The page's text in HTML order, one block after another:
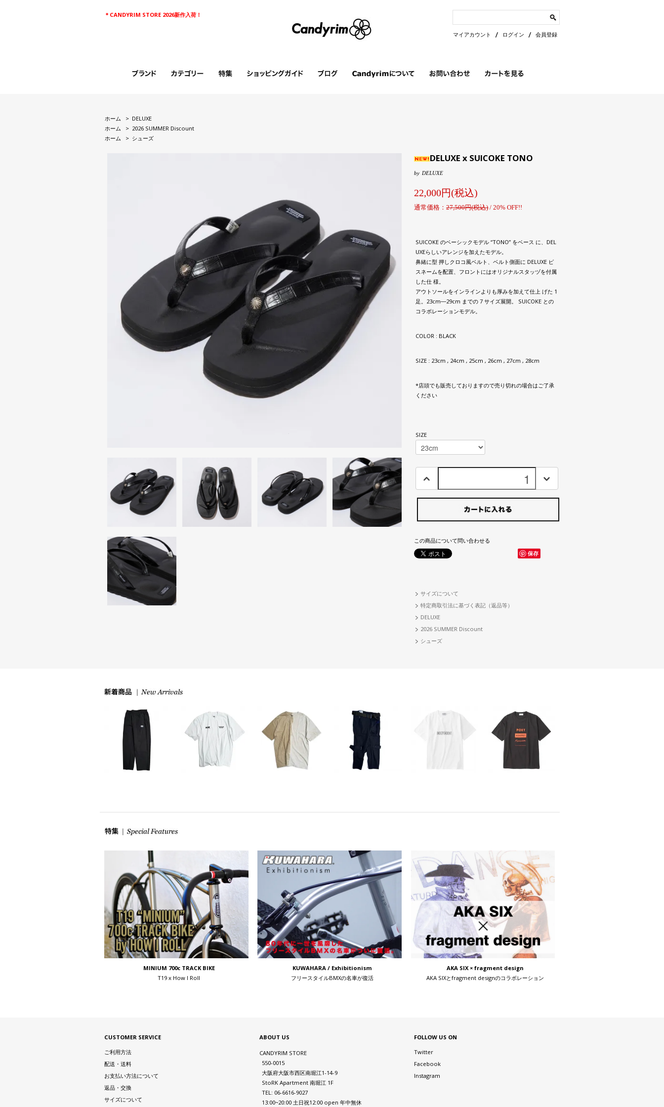
＊CANDYRIM STORE 2026新作入荷！
マイアカウント ログイン 会員登録
ホーム > DELUXE
ホーム
> 2026 SUMMER Discount
ホーム
> シューズ
DELUXE x SUICOKE TONO
by DELUXE
22,000円(税込)
通常価格：27,500円(税込) /20% OFF!!
SUICOKE のベーシックモデル “TONO” をベース に、DEL
UXEらしいアレンジを加えたモデル。
鼻緒に型 押しクロコ風ベルト、ベルト側面に DELUXE ピ
スネームを配置、フロントにはオリジナルスタッヅを付属
した仕 様。
アウトソールをインラインよりも厚みを加えて仕上 げた 1
足。23cm―29cm までの 7 サイズ展開。 SUICOKE との
コラボレーションモデル。
COLOR : BLACK
SIZE : 23cm , 24cm , 25cm , 26cm , 27cm , 28cm
*店頭でも販売しておりますので売り切れの場合はご了承
ください
SIZE
この商品について問い合わせる
保存
サイズについて
特定商取引法に基づく表記（返品等）
DELUXE
2026 SUMMER Discount
シューズ
MINIUM 700c TRACK BIKE
T19 x How I Roll
KUWAHARA / Exhibitionism
フリースタイルBMXの名車が復活
AKA SIX × fragment design
AKA SIXとfragment designのコラボレーション
CUSTOMER SERVICE
ご利用方法
配送・送料
お支払い方法について
返品・交換
サイズについて
ABOUT US
CANDYRIM STORE
550-0015
大阪府大阪市西区南堀江1-14-9
StoRK Apartment 南堀江 1F
TEL: 06-6616-9027
13:00~20:00 土日祝12:00 open 年中無休
FOLLOW US ON
Twitter
Facebook
Instagram